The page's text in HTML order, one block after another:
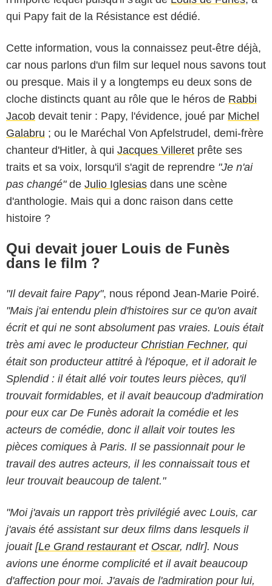
qui Papy fait de la Résistance est dédié.
Cette information, vous la connaissez peut-être déjà,
car nous parlons d'un film sur lequel nous savons tout
ou presque. Mais il y a longtemps eu deux sons de
cloche distincts quant au rôle que le héros de Rabbi
Jacob devait tenir : Papy, l'évidence, joué par Michel
Galabru ; ou le Maréchal Von Apfelstrudel, demi-frère
chanteur d'Hitler, à qui Jacques Villeret prête ses
traits et sa voix, lorsqu'il s'agit de reprendre "Je n'ai
pas changé"de Julio Iglesias dans une scène
d'anthologie. Mais qui a donc raison dans cette
histoire ?
Qui devait jouer Louis de Funès
dans le film ?
"Il devait faire Papy", nous répond Jean-Marie Poiré.
"Mais j'ai entendu plein d'histoires sur ce qu'on avait
écrit et qui ne sont absolument pas vraies. Louis était
très ami avec le producteur Christian Fechner, qui
était son producteur attitré à l'époque, et il adorait le
Splendid : il était allé voir toutes leurs pièces, qu'il
trouvait formidables, et il avait beaucoup d'admiration
pour eux car De Funès adorait la comédie et les
acteurs de comédie, donc il allait voir toutes les
pièces comiques à Paris. Il se passionnait pour le
travail des autres acteurs, il les connaissait tous et
leur trouvait beaucoup de talent."
"Moi j'avais un rapport très privilégié avec Louis, car
j'avais été assistant sur deux films dans lesquels il
jouait [Le Grand restaurantet Oscar, ndlr]. Nous
avions une énorme complicité et il avait beaucoup
d'affection pour moi. J'avais de l'admiration pour lui,
StudioCanal